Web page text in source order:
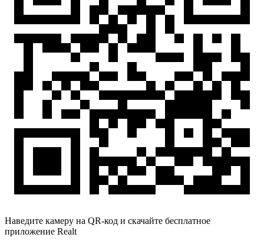
Наведите камеру на QR-код и скачайте бесплатное
приложение Realt